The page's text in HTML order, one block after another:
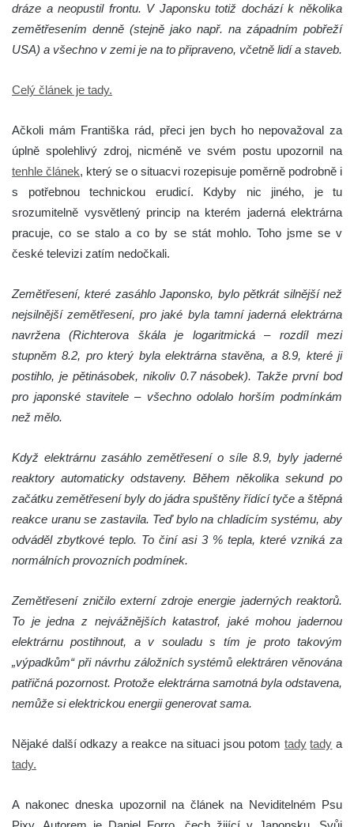
dráze a neopustil frontu. V Japonsku totiž dochází k několika
zemětřesením denně (stejně jako např. na západním pobřeží
USA) a všechno v zemi je na to připraveno, včetně lidí a staveb.
Celý článek je tady.
Ačkoli mám Františka rád, přeci jen bych ho nepovažoval za
úplně spolehlivý zdroj, nicméně ve svém postu upozornil na
tenhle článek, který se o situacvi rozepisuje poměrně podrobně i
s potřebnou technickou erudicí. Kdyby nic jiného, je tu
srozumitelně vysvětlený princip na kterém jaderná elektrárna
pracuje, co se stalo a co by se stát mohlo. Toho jsme se v
české televizi zatím nedočkali.
Zemětřesení, které zasáhlo Japonsko, bylo pětkrát silnější než
nejsilnější zemětřesení, pro jaké byla tamní jaderná elektrárna
navržena (Richterova škála je logaritmická – rozdíl mezi
stupněm 8.2, pro který byla elektrárna stavěna, a 8.9, které ji
postihlo, je pětinásobek, nikoliv 0.7 násobek). Takže první bod
pro japonské stavitele – všechno odolalo horším podmínkám
než mělo.
Když elektrárnu zasáhlo zemětřesení o síle 8.9, byly jaderné
reaktory automaticky odstaveny. Během několika sekund po
začátku zemětřesení byly do jádra spuštěny řídící tyče a štěpná
reakce uranu se zastavila. Teď bylo na chladícím systému, aby
odváděl zbytkové teplo. To činí asi 3 % tepla, které vzniká za
normálních provozních podmínek.
Zemětřesení zničilo externí zdroje energie jaderných reaktorů.
To je jedna z nejvážnějších katastrof, jaké mohou jadernou
elektrárnu postihnout, a v souladu s tím je proto takovým
„výpadkům“ při návrhu záložních systémů elektráren věnována
patřičná pozornost. Protože elektrárna samotná byla odstavena,
nemůže si elektrickou energii generovat sama.
Nějaké další odkazy a reakce na situaci jsou potom tady tady a
tady.
A nakonec dneska upozornil na článek na Neviditelném Psu